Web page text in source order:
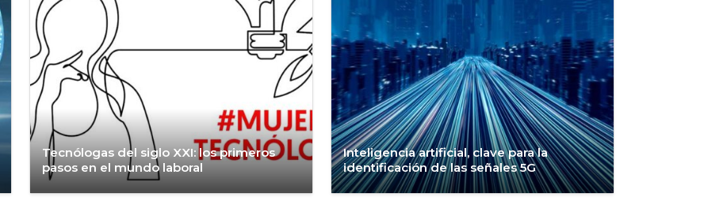
Tecnólogas del siglo XXI: los primeros
pasos en el mundo laboral
Inteligencia artificial, clave para la
identificación de las señales 5G